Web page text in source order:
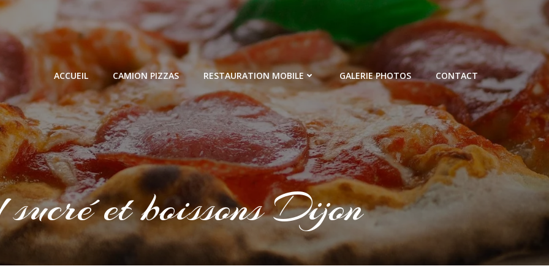
ACCUEIL CAMION PIZZAS RESTAURATION MOBILE GALERIE PHOTOS CONTACT
et boissons Dijon